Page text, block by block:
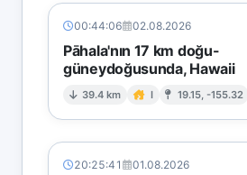
00:44:06 02.08.2026
Pāhala'nın 17 km doğu-
güneydoğusunda, Hawaii
39.4 km I 19.15, -155.32
20:25:41 01.08.2026